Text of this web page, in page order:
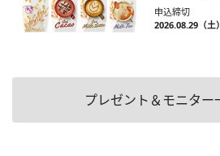
申込締切
2026.08.29（土
プレゼント＆モニター